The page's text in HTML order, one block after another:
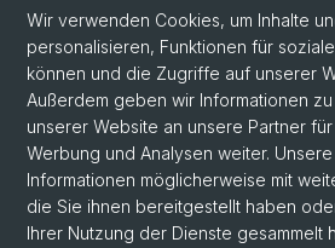
Personensuche
PhD Programm
Dokumente & Links
News & Events
© Universität Basel
Wir verwenden Cookies, um Inhalte
personalisieren, Funktionen für
können und die Zugriffe auf unserer
Außerdem geben wir Informationen
unserer Website an unsere Partner
Werbung und Analysen weiter.
Informationen möglicherweise mit
die Sie ihnen bereitgestellt haben
Ihrer Nutzung der Dienste gesammelt